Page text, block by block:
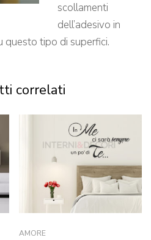
scollamenti
dell’adesivo in
questo tipo di superfici.
correlati
AMORE